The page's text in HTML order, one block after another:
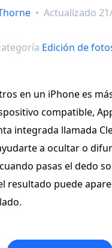
• Actualizado
Edición de
en un iPhone es
compatible,
integrada llamada
a ocultar o
pasas el dedo
resultado puede